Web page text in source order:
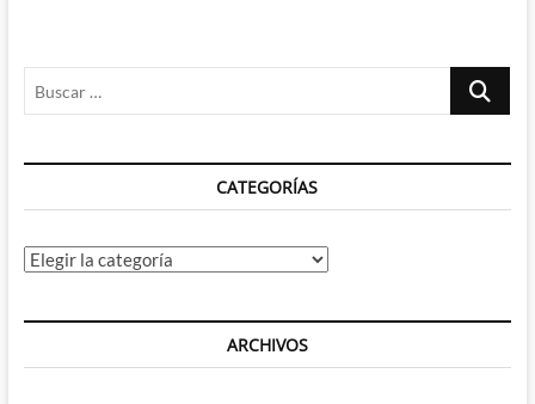
Buscar
CATEGORÍAS
Categorías
ARCHIVOS